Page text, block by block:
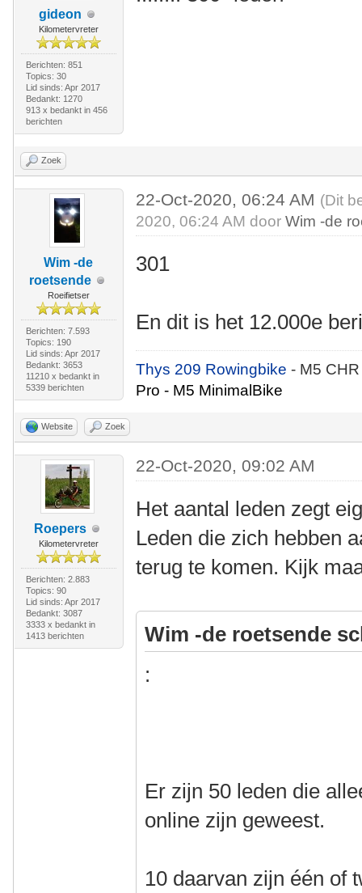
gideon
Kilometervreter
Berichten: 851
Topics: 30
Lid sinds: Apr 2017
Bedankt: 1270
913 x bedankt in 456
berichten
Zoek
Wim -de
roetsende
Roeifietser
Berichten: 7.593
Topics: 190
Lid sinds: Apr 2017
Bedankt: 3653
11210 x bedankt in
5339 berichten
22-Oct-2020, 06:24 AM (Dit
2020, 06:24 AM doorWim -de
301
En dit is het 12.000e
Thys 209 Rowingbike- M5
Pro - M5 MinimalBike
Website Zoek
Roepers
Kilometervreter
Berichten: 2.883
Topics: 90
Lid sinds: Apr 2017
Bedankt: 3087
3333 x bedankt in
1413 berichten
22-Oct-2020, 09:02 AM
Het aantal leden zegt
Leden die zich hebben
terug te komen. Kijk
Wim -de roetsende
:
Er zijn 50 leden die
online zijn geweest.
10 daarvan zijn één of